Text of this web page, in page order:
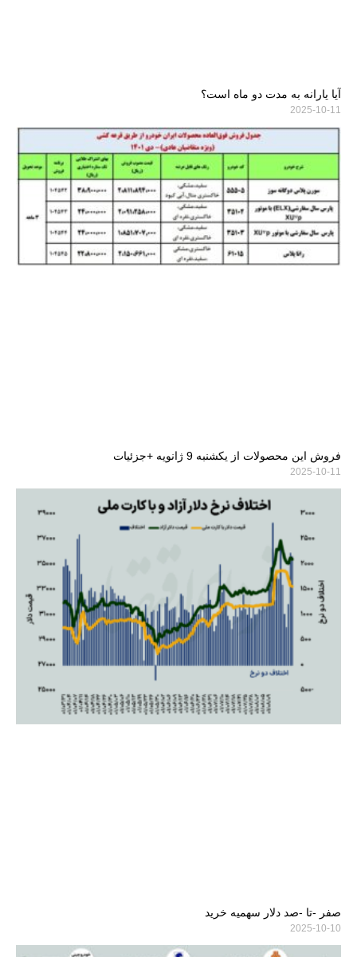
آیا یارانه به مدت دو ماه است؟
2025-10-11
فروش این محصولات از یکشنبه 9 ژانویه +جزئیات
2025-10-11
صفر -تا -صد دلار سهمیه خرید
2025-10-10